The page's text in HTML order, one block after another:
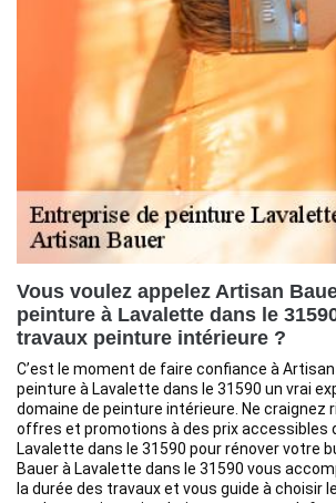
Vous voulez appelez Artisan
peinture à Lavalette dans le
travaux peinture intérieure ?
C’est le moment de faire confiance à
peinture à Lavalette dans le 31590 un vrai
domaine de peinture intérieure. Ne craignez
offres et promotions à des prix accessibles
Lavalette dans le 31590 pour rénover votre
Bauer à Lavalette dans le 31590 vous
la durée des travaux et vous guide à choisir